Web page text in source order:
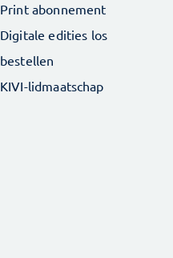
Print abonnement
Digitale edities los
bestellen
KIVI-lidmaatschap